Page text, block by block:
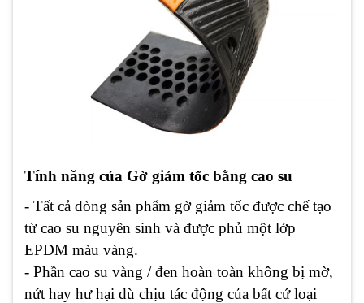
Tính năng của Gờ giảm tốc bằng cao su
- Tất cả dòng sản phẩm gờ giảm tốc được chế tạo
từ cao su nguyên sinh và được phủ một lớp
EPDM màu vàng.
- Phần cao su vàng / đen hoàn toàn không bị mờ,
nứt hay hư hại dù chịu tác động của bất cứ loại